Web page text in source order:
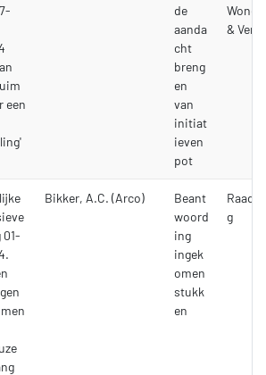
een
de
aanda
cht
breng
en
van
initiat
ieven
pot
&
01-
Bikker, A.C. (Arco)
Beant
woord
ing
ingek
omen
stukk
en
g